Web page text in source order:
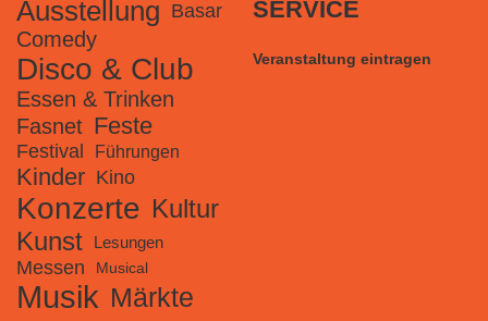
Ausstellung Basar
Comedy
Disco & Club
Essen & Trinken
Fasnet Feste
Festival Führungen
Kinder Kino
Konzerte Kultur
Kunst Lesungen
Messen Musical
Musik Märkte
SERVICE
Veranstaltung eintragen